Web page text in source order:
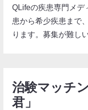
QLifeの疾患専門メデ
患から希少疾患まで
ります。募集が難し
治験マッチ
君」